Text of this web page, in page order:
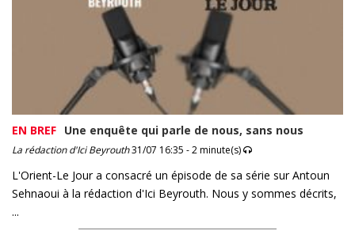
EN BREF Une enquête qui parle de nous, sans nous
La rédaction d'Ici Beyrouth31/07 16:35 - 2 minute(s)
L'Orient-Le Jour a consacré un épisode de sa série sur Antoun
Sehnaoui à la rédaction d'Ici Beyrouth. Nous y sommes décrits,
...